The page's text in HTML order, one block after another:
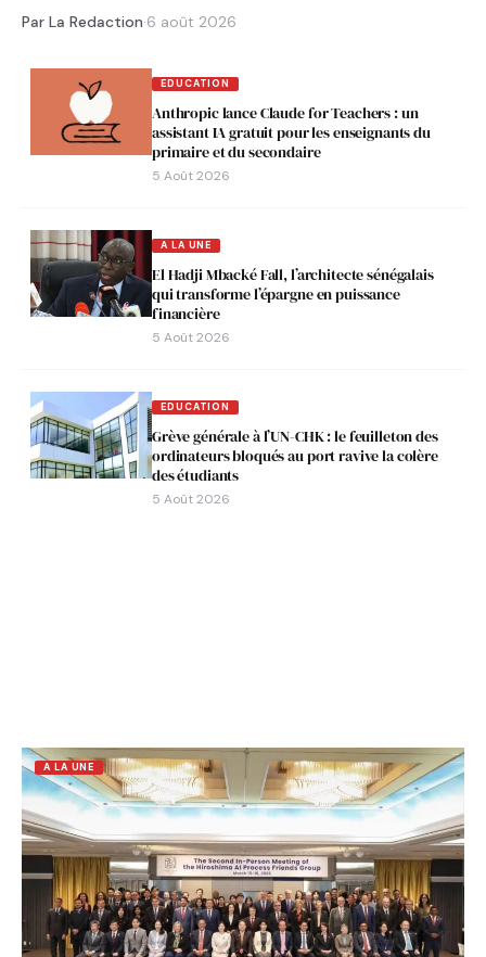
Par La Redaction·6 août 2026
EDUCATION
Anthropic lance Claude for Teachers : un
assistant IA gratuit pour les enseignants du
primaire et du secondaire
5 Août 2026
A LA UNE
El Hadji Mbacké Fall, l’architecte sénégalais
qui transforme l’épargne en puissance
financière
5 Août 2026
EDUCATION
Grève générale à l’UN-CHK : le feuilleton des
ordinateurs bloqués au port ravive la colère
des étudiants
5 Août 2026
A LA UNE